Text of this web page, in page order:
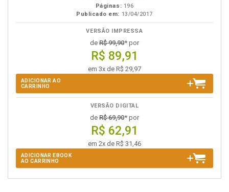
Páginas: 196
Publicado em: 13/04/2017
VERSÃO IMPRESSA
de R$ 99,90* por
R$ 89,91
em 3x de R$ 29,97
ADICIONAR AO
CARRINHO
VERSÃO DIGITAL
de R$ 69,90* por
R$ 62,91
em 2x de R$ 31,46
ADICIONAR EBOOK
AO CARRINHO